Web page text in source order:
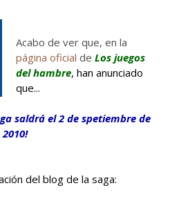
Acabo de ver que, en la
página oficial de Los juegos
del hambre, han anunciado
que...
saldrá el 2 de spetiembre de
2010!
del blog de la saga: